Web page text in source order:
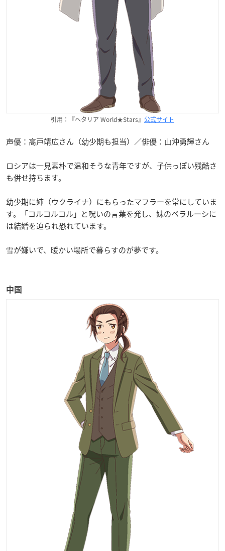
引用：『ヘタリア World★Stars』 公式サイト
声優：高戸靖広さん（幼少期も担当）／俳優：山沖勇輝さん
ロシアは一見素朴で温和そうな青年ですが、子供っぽい残酷さ
も併せ持ちます。
幼少期に姉（ウクライナ）にもらったマフラーを常にしていま
す。「コルコルコル」と呪いの言葉を発し、妹のベラルーシに
は結婚を迫られ恐れています。
雪が嫌いで、暖かい場所で暮らすのが夢です。
中国